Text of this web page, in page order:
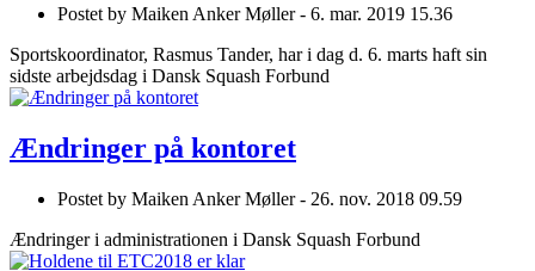
Postet by Maiken Anker Møller - 6. mar. 2019 15.36
Sportskoordinator, Rasmus Tander, har i dag d. 6. marts haft sin
sidste arbejdsdag i Dansk Squash Forbund
Ændringer på kontoret
Postet by Maiken Anker Møller - 26. nov. 2018 09.59
Ændringer i administrationen i Dansk Squash Forbund